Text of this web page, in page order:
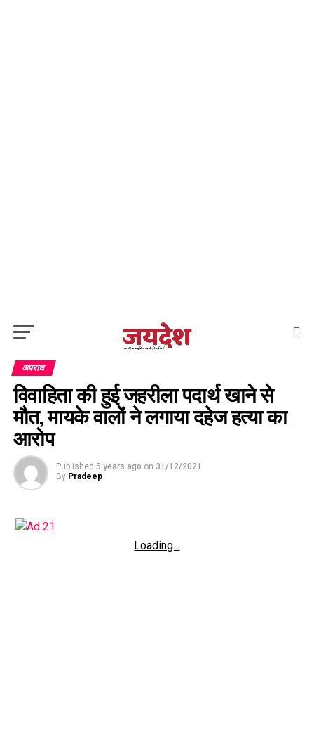
अपराध
विवाहिता की हुई जहरीला पदार्थ खाने से
मौत, मायके वालों ने लगाया दहेज हत्या का
आरोप
Published 5 years ago on 31/12/2021
By Pradeep
Loading...